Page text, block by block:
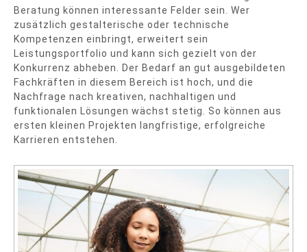
Beratung können interessante Felder sein. Wer
zusätzlich gestalterische oder technische
Kompetenzen einbringt, erweitert sein
Leistungsportfolio und kann sich gezielt von der
Konkurrenz abheben. Der Bedarf an gut ausgebildeten
Fachkräften in diesem Bereich ist hoch, und die
Nachfrage nach kreativen, nachhaltigen und
funktionalen Lösungen wächst stetig. So können aus
ersten kleinen Projekten langfristige, erfolgreiche
Karrieren entstehen.